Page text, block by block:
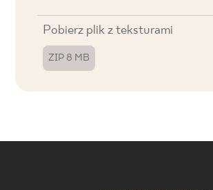
Pobierz plik z teksturami
ZIP 8 MB